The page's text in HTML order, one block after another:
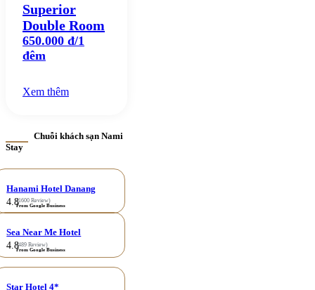
Superior
Double Room
650.000 đ/1
đêm
Xem thêm
Chuỗi khách sạn Nami
Stay
Hanami Hotel Danang
4.8(1600 Review)
From Google Business
Sea Near Me Hotel
4.8(489 Review)
From Google Business
Star Hotel 4*